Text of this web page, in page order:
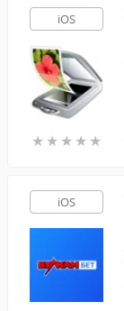
iOS
★ ★ ★ ★ ★
★ ★ ★ ★ ★
iOS